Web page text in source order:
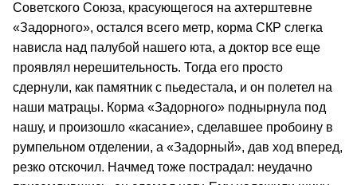
Советского Союза, красующегося на ахтерштевне
«Задорного», остался всего метр, корма СКР слегка
нависла над палубой нашего юта, а доктор все еще
проявлял нерешительность. Тогда его просто
сдернули, как памятник с пьедестала, и он полетел на
наши матрацы. Корма «Задорного» поднырнула под
нашу, и произошло «касание», сделавшее пробоину в
румпельном отделении, а «Задорный», дав ход вперед,
резко отскочил. Начмед тоже пострадал: неудачно